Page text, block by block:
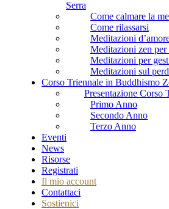
Serra
Come calmare la
Come rilassarsi
Meditazioni
Meditazioni zen
Meditazioni per
Meditazioni sul
Corso Triennale in Buddhismo
Presentazione Corso
Primo Anno
Secondo Anno
Terzo Anno
Eventi
News
Risorse
Registrati
Il mio account
Contattaci
Sostienici